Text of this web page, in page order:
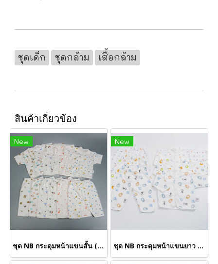
ชุดเด็ก ชุดกล้าม เสื้อกล้าม
สินค้าเกี่ยวข้อง
New
ชุด NB กระดุมหน้าแขนสั้น (ขายส่งเริ่มต้น 100 ชุด )
New
ชุด NB กระดุมหน้าแขนยาว (ขายส่งเริ่มต้น 100 ชุด)